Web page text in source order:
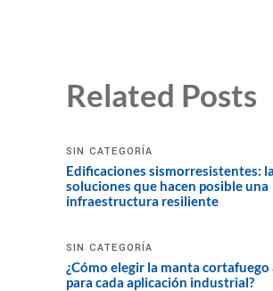
Related Posts
SIN CATEGORÍA
Edificaciones sismorresistentes:
soluciones que hacen posible una
infraestructura resiliente
SIN CATEGORÍA
¿Cómo elegir la manta cortafuego
para cada aplicación industrial?